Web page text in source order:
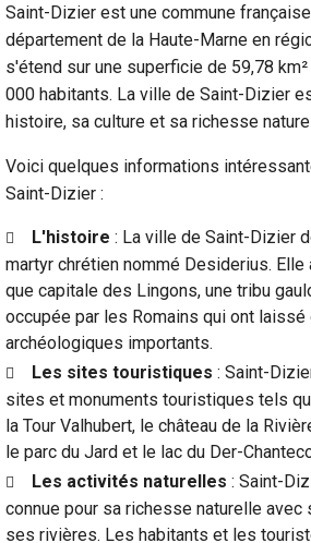
Saint-Dizier est une commune
département de la Haute-Marne en
s'étend sur une superficie de 59,78
000 habitants. La ville de Saint-Dizier
histoire, sa culture et sa richesse
Voici quelques informations
Saint-Dizier :
L'histoire : La ville de Saint-Dizier
martyr chrétien nommé Desiderius.
que capitale des Lingons, une tribu
occupée par les Romains qui ont
archéologiques importants.
Les sites touristiques : Saint-
sites et monuments touristiques tels
la Tour Valhubert, le château de la
le parc du Jard et le lac du Der-
Les activités naturelles : Saint-
connue pour sa richesse naturelle
ses rivières. Les habitants et les